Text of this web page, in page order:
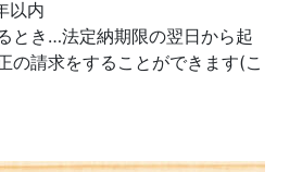
以内
とき…法定納期限の翌日から起
の請求をすることができます(こ